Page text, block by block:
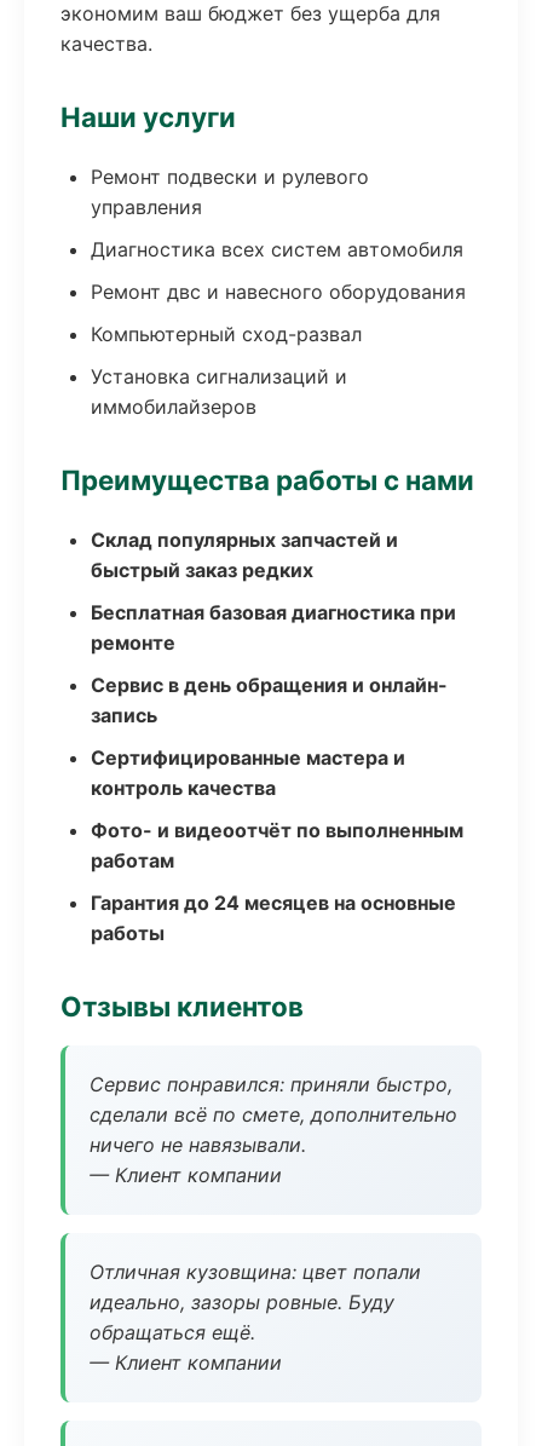
экономим ваш бюджет без ущерба для
качества.
Наши услуги
Ремонт подвески и рулевого
управления
Диагностика всех систем автомобиля
Ремонт двс и навесного оборудования
Компьютерный сход-развал
Установка сигнализаций и
иммобилайзеров
Преимущества работы с нами
Склад популярных запчастей и
быстрый заказ редких
Бесплатная базовая диагностика при
ремонте
Сервис в день обращения и онлайн-
запись
Сертифицированные мастера и
контроль качества
Фото- и видеоотчёт по выполненным
работам
Гарантия до 24 месяцев на основные
работы
Отзывы клиентов
Сервис понравился: приняли быстро,
сделали всё по смете, дополнительно
ничего не навязывали.
— Клиент компании
Отличная кузовщина: цвет попали
идеально, зазоры ровные. Буду
обращаться ещё.
— Клиент компании